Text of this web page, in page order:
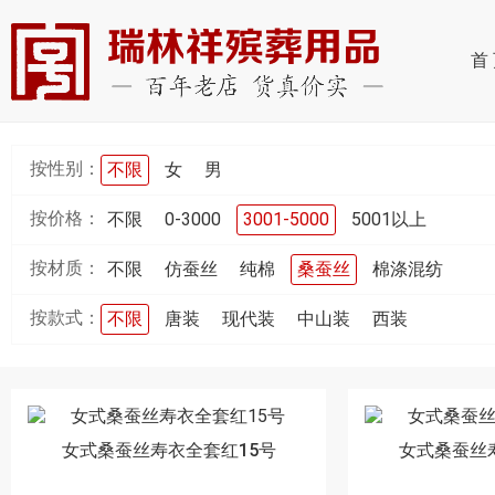
首
按性别： 不限 女 男
按价格： 不限 0-3000 3001-5000 5001以上
按材质： 不限 仿蚕丝 纯棉 桑蚕丝 棉涤混纺
按款式： 不限 唐装 现代装 中山装 西装
女式桑蚕丝寿衣全套红15号 女式桑蚕丝